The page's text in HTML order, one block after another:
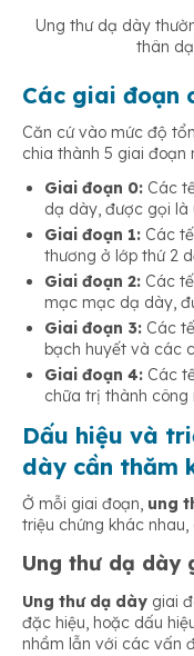
Ung thư dạ dày
thân
Các giai đoạn
Căn cứ vào mức độ
chia thành 5 giai đoạn
Giai đoạn 0: Các
dạ dày, được gọi là
Giai đoạn 1: Các
thương ở lớp thứ 2
Giai đoạn 2: Các
mạc mạc dạ dày,
Giai đoạn 3: Các
bạch huyết và các
Giai đoạn 4: Các
chữa trị thành
Dấu hiệu và
dày cần thăm
Ở mỗi giai đoạn, ung
triệu chứng khác nhau,
Ung thư dạ dày
Ung thư dạ dày giai
đặc hiệu, hoặc dấu
nhầm lẫn với các vấn